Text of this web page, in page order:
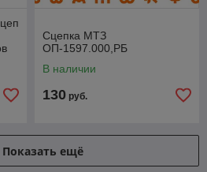
Сцепка МТЗ
ОП-1597.000,РБ
В наличии
130 руб.
Показать ещё